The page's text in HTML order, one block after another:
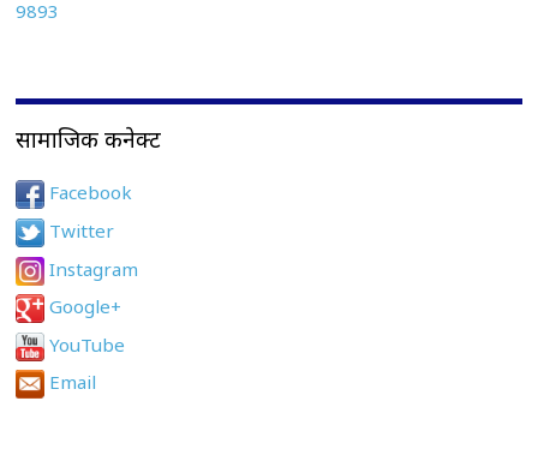
सामाजिक कनेक्ट
Facebook
Twitter
Instagram
Google+
YouTube
Email